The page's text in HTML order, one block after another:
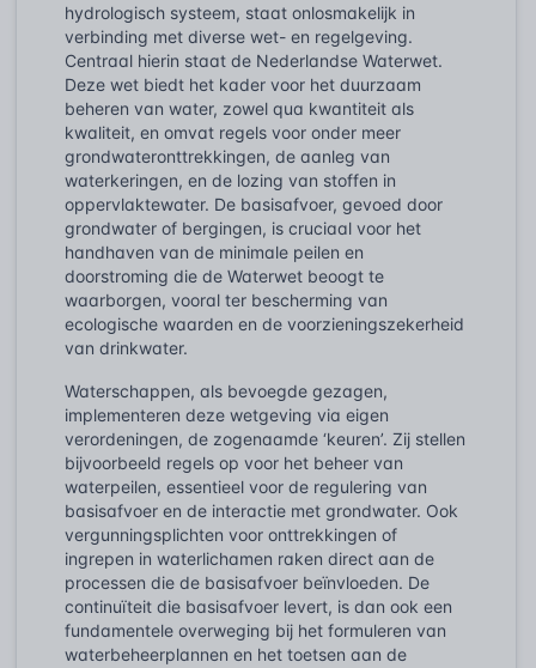
hydrologisch systeem, staat onlosmakelijk in
verbinding met diverse wet- en regelgeving.
Centraal hierin staat de Nederlandse Waterwet.
Deze wet biedt het kader voor het duurzaam
beheren van water, zowel qua kwantiteit als
kwaliteit, en omvat regels voor onder meer
grondwateronttrekkingen, de aanleg van
waterkeringen, en de lozing van stoffen in
oppervlaktewater. De basisafvoer, gevoed door
grondwater of bergingen, is cruciaal voor het
handhaven van de minimale peilen en
doorstroming die de Waterwet beoogt te
waarborgen, vooral ter bescherming van
ecologische waarden en de voorzieningszekerheid
van drinkwater.
Waterschappen, als bevoegde gezagen,
implementeren deze wetgeving via eigen
verordeningen, de zogenaamde ‘keuren’. Zij stellen
bijvoorbeeld regels op voor het beheer van
waterpeilen, essentieel voor de regulering van
basisafvoer en de interactie met grondwater. Ook
vergunningsplichten voor onttrekkingen of
ingrepen in waterlichamen raken direct aan de
processen die de basisafvoer beïnvloeden. De
continuïteit die basisafvoer levert, is dan ook een
fundamentele overweging bij het formuleren van
waterbeheerplannen en het toetsen aan de